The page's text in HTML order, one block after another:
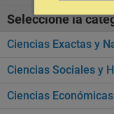
Seleccione la
Ciencias Exactas y
Ciencias Sociales y
Ciencias